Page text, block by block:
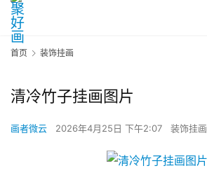
首页 装饰挂画
清冷竹子挂画图片
画者微云 2026年4月25日 下午2:07 装饰挂画